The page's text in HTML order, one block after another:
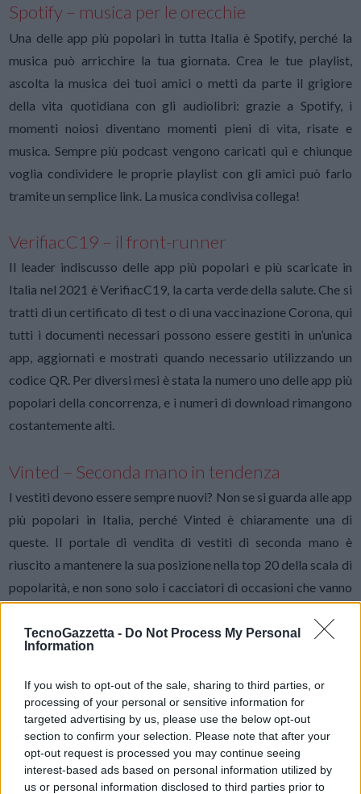
TecnoGazzetta - Do Not Process My Personal
Information
If you wish to opt-out of the sale, sharing to third parties, or
processing of your personal or sensitive information for
targeted advertising by us, please use the below opt-out
section to confirm your selection. Please note that after your
opt-out request is processed you may continue seeing
interest-based ads based on personal information utilized by
us or personal information disclosed to third parties prior to
Spotify – musica per le orecchie
Una delle app più popolari in tutta Italia è Spotify, perché la
musica può arricchire la tua giornata. Crea le tue playlist,
ascolta la musica dei tuoi amici o metti da parte il grigiore
della vita quotidiana con gli audiolibri: grazie a Spotify, i
momenti noiosi diventano momenti pieni di vita, risate e
musica. Sempre più podcast vengono caricati qui e chiunque
voglia condividere le proprie playlist con gli amici può farlo
tramite un semplice link. La musica condivisa collega!
VerifiacC19 – il front-runner
Il leader indiscusso delle app più popolari e più scaricate in
Italia nel 2021 è VerifiacC19, la carta verde della salute. Che si
tratti di un certificato di test o di una vaccinazione Corona, qui
tutti i documenti necessari possono essere gestiti in un’unica
app, aggiornati e mostrati quando necessario utilizzando un
codice QR. Per diversi mesi è stata la numero uno delle app più
popolari della concorrenza, e i numeri di download rimangono
costantemente alti.
Vinted – Seconda mano in tendenza
I vestiti devono essere sempre nuovi? Non se si guarda alle app
più popolari in Italia, perché Vinted è chiaramente una di
queste. Il portale di vendita di vestiti di seconda mano è
riuscito a mantenere la sua posizione nella top 20 della scala di
popolarità, e non sono solo i cacciatori di occasioni che vanno
guardaroba può anche usare Vinted per riempire il budget
della casa e creare così più spazio nel guardaroba.
Google Maps – arrivare senza stress
I giorni in cui la mamma si sedeva sul sedile del passeggero
della macchina e cercava la strada per la sua destinazione
sull’enorme mappa sono passati da tempo. Oggi, la